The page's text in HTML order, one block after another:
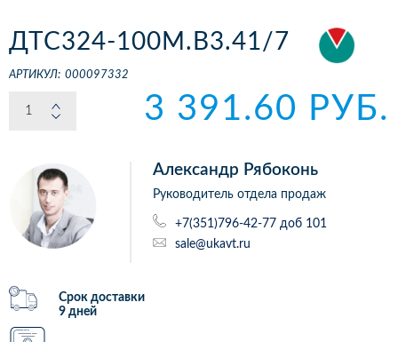
ДТС324-100М.В3.41/7
АРТИКУЛ: 000097332
3 391.60 РУБ.
Александр Рябоконь
Руководитель отдела продаж
+7(351)796-42-77 доб 101
sale@ukavt.ru
Срок доставки
9 дней